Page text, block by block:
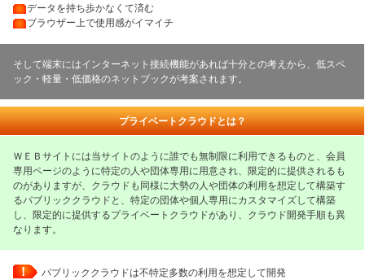
・ データを持ち歩かなくて済む
・ ブラウザー上で使用感がイマイチ
そして端末にはインターネット接続機能があれば十分との考えから、低スペ
ック・軽量・低価格のネットブックが考案されます。
プライベートクラウドとは？
ＷＥＢサイトには当サイトのように誰でも無制限に利用できるものと、会員
専用ページのように特定の人や団体専用に用意され、限定的に提供されるも
のがありますが、クラウドも同様に大勢の人や団体の利用を想定して構築す
るパブリッククラウドと、特定の団体や個人専用にカスタマイズして構築
し、限定的に提供するプライベートクラウドがあり、クラウド開発手順も異
なります。
！ パブリッククラウドは不特定多数の利用を想定して開発